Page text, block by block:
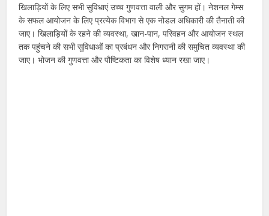
खिलाड़ियों के लिए सभी सुविधाएं उच्च गुणवत्ता वाली और सुगम हों। नेशनल गेम्स
के सफल आयोजन के लिए प्रत्येक विभाग से एक नोडल अधिकारी की तैनाती की
जाए। खिलाड़ियों के रहने की व्यवस्था, खान-पान, परिवहन और आयोजन स्थल
तक पहुंचने की सभी सुविधाओं का प्रबंधन और निगरानी की समुचित व्यवस्था की
जाए। भोजन की गुणवत्ता और पौष्टिकता का विशेष ध्यान रखा जाए।